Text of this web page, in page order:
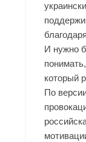
И нужно
который
По